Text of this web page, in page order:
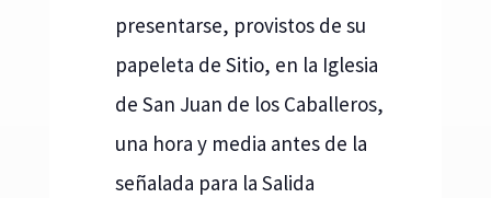
presentarse, provistos de su
papeleta de Sitio, en la Iglesia
de San Juan de los Caballeros,
una hora y media antes de la
señalada para la Salida